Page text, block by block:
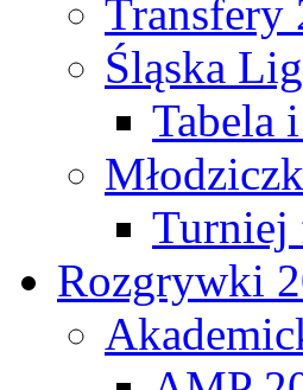
Transfery
Śląska
Tabela
Turniej
Rozgrywki